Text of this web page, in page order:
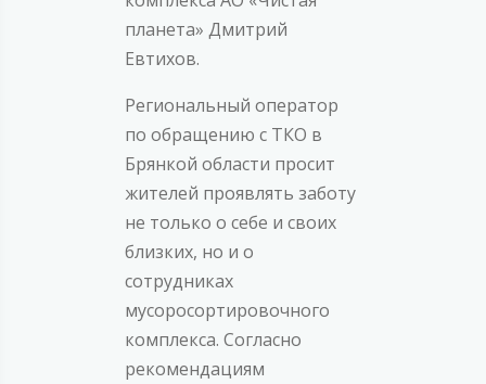
планета» Дмитрий
Евтихов.
Региональный оператор
по обращению с ТКО в
Брянкой области просит
жителей проявлять заботу
не только о себе и своих
близких, но и о
сотрудниках
мусоросортировочного
комплекса. Согласно
рекомендациям